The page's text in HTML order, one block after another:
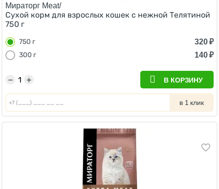
Мираторг Meat/
Сухой корм для взрослых кошек с нежной Телятиной
750 г
750 г 320₽
300 г
140₽
+
− В КОРЗИНУ
в 1 клик